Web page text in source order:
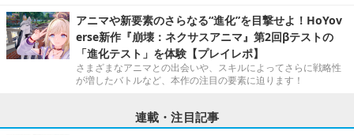
アニマや新要素のさらなる“進化”を目撃せよ！HoYov
erse新作『崩壊：ネクサスアニマ』第2回βテストの
「進化テスト」を体験【プレイレポ】
さまざまなアニマとの出会いや、スキルによってさらに戦略性
が増したバトルなど、本作の注目の要素に迫ります！
連載・注目記事